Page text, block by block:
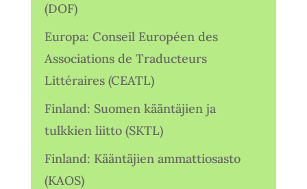
(DOF)
Europa: Conseil Européen des
Associations de Traducteurs
Littéraires (CEATL)
Finland: Suomen kääntäjien ja
tulkkien liitto (SKTL)
Finland: Kääntäjien ammattiosasto
(KAOS)